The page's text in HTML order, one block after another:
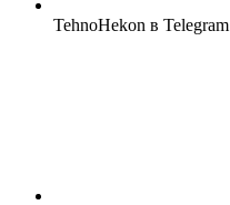
TehnoHekon в Telegram